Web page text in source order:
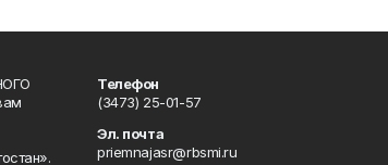
Телефон
(3473) 25-01-57
Эл. почта
priemnajasr@rbsmi.ru